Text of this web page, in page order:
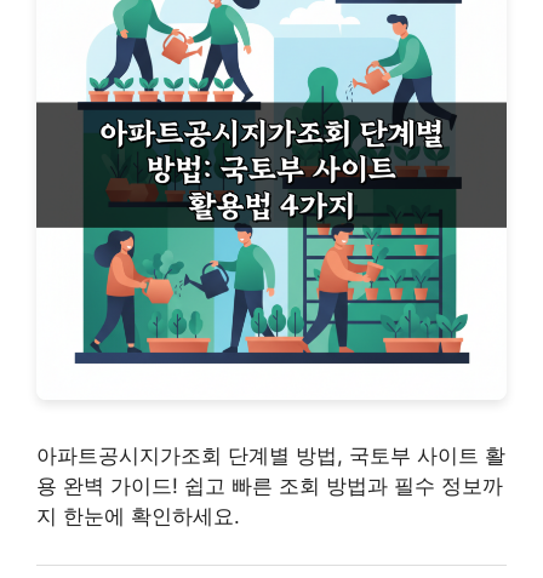
아파트공시지가조회 단계별 방법, 국토부 사이트 활
용 완벽 가이드! 쉽고 빠른 조회 방법과 필수 정보까
지 한눈에 확인하세요.